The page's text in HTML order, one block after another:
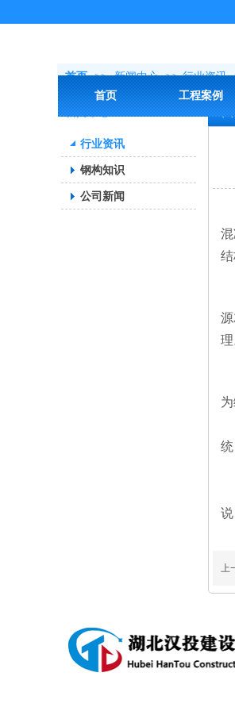
首页 工程案例
首页 >> 新闻中心 >> 行业资讯
新闻中心
行业资讯
钢构知识
公司新闻
详
理
上